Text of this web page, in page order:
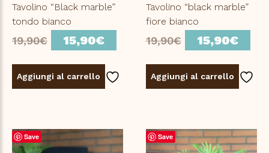
Tavolino “Black marble”
tondo bianco
19,90€
prezzo
era:
15,90€
prezzo
attuale
Aggiungi al carrello
Tavolino “black marble”
fiore bianco
19,90€
prezzo
era:
15,90€
Aggiungi al carrello
Save Save